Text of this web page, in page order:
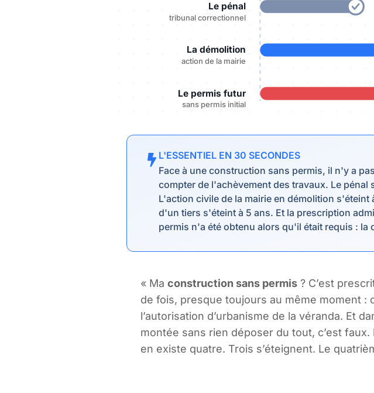
Le pénal
tribunal correctionnel
La démolition
action de la mairie
Le permis futur
sans permis initial
L'ESSENTIEL EN 30 SECONDES
Face à une construction sans permis, il n'y a
compter de l'achèvement des travaux. Le
L'action civile de la mairie en démolition
d'un tiers s'éteint à 5 ans. Et la prescription
permis n'a été obtenu alors qu'il était requis :
« Ma construction sans permis ? C’est
de fois, presque toujours au même moment :
l’autorisation d’urbanisme de la véranda. Et
montée sans rien déposer du tout, c’est
en existe quatre. Trois s’éteignent. Le